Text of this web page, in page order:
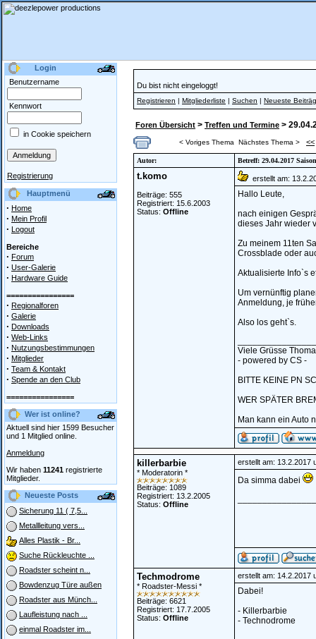
Login
Benutzername
Kennwort
in Cookie speichern
Registrierung
Hauptmenü
· Home
· Mein Profil
· Logout
Bereiche
· Forum
· User-Galerie
· Hardware Guide
================
· Regionalforen
· Galerie
· Downloads
· Web-Links
· Nutzungsbestimmungen
· Mitglieder
· Team & Kontakt
· Spende an den Club
================
Wer ist online?
Aktuell sind hier 1599 Besucher
und 1 Mitglied online.
Anmeldung
Wir haben 11241 registrierte
Mitglieder.
Neueste Posts
Sicherung 11 ( 7,5...
Metallleitung vers...
Alles Plastik - Br...
Suche Rückleuchte ...
Roadster scheint n...
Bowdenzug Türe außen
Roadster aus Münch...
Laufleistung nach ...
einmal Roadster im...
Du bist nicht eingeloggt!
Registrieren | Mitgliederliste | Suchen | Neueste
Foren Übersicht > Treffen und Termine >
< Voriges Thema Nächstes Thema > <<
Autor: Betreff: 29.04.2017
t.komo
Beiträge: 555
Registriert: 15.6.2003
Status: Offline
erstellt am:
Hallo Leute,
nach einigen
dieses Jahr wieder
Zu meinem 11ten
Crossblade oder
Aktualisierte Info`s
Um vernünftig
Anmeldung, je
Also los geht`s.
Viele Grüsse
- powered by CS -
BITTE KEINE PN
WER SPÄTER
Man kann ein Auto
killerbarbie
* Moderatorin *
Beiträge: 1089
Registriert: 13.2.2005
Status: Offline
erstellt am: 13.2.2017
Da simma dabei
Techmodrome
* Roadster-Messi *
Beiträge: 6621
Registriert: 17.7.2005
Status: Offline
erstellt am: 14.2.2017
Dabei!
- Killerbarbie
- Technodrome